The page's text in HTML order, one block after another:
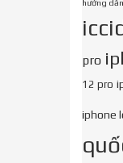
hướng
pro
12 pro
iphone